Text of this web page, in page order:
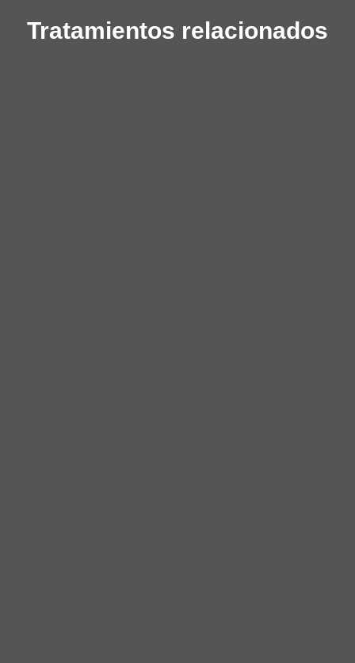
Tratamientos relacionados